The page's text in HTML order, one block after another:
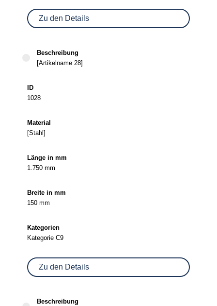
Zu den Details
[Artikelname 28]
1028
[Stahl]
1.750 mm
150 mm
Kategorie C9
Zu den Details